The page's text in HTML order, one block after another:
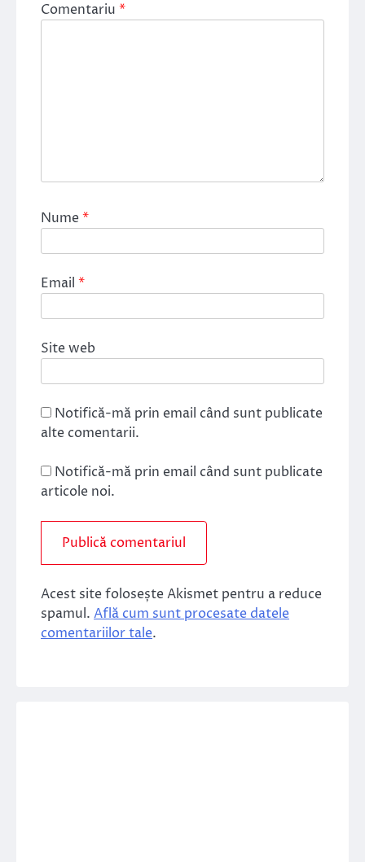
Comentariu *
Nume*
Email *
Site web
Notifică-mă prin email când sunt publicate
alte comentarii.
Notifică-mă prin email când sunt publicate
articole noi.
Acest site folosește Akismet pentru a reduce
spamul. Află cum sunt procesate datele
comentariilor tale.